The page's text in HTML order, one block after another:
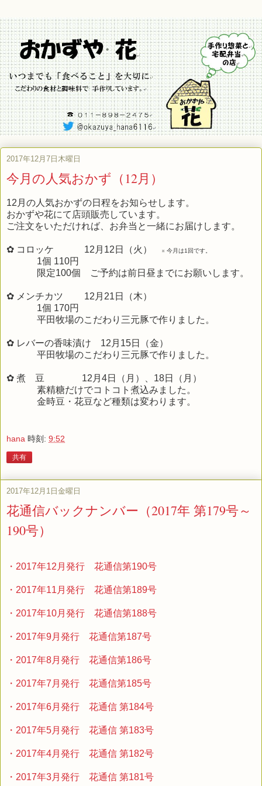
2017年12月7日木曜日
今月の人気おかず（12月）
12月の人気おかずの日程をお知らせします。
おかずや花にて店頭販売しています。
ご注文をいただければ、お弁当と一緒にお届けします。
✿ コロッケ 12月12日（火） ※ 今月は1回です。
1個 110円
限定100個 ご予約は前日昼までにお願いします。
✿ メンチカツ 12月21日（木）
1個 170円
平田牧場のこだわり三元豚で作りました。
✿ レバーの香味漬け 12月15日（金）
平田牧場のこだわり三元豚で作りました。
✿ 煮 豆 12月4日（月）、18日（月）
素精糖だけでコトコト煮込みました。
金時豆・花豆など種類は変わります。
hana 時刻: 9:52
共有
2017年12月1日金曜日
花通信バックナンバー（2017年 第179号～
190号）
・2017年12月発行 花通信第190号
・2017年11月発行 花通信第189号
・2017年10月発行 花通信第188号
・2017年9月発行 花通信第187号
・2017年8月発行 花通信第186号
・2017年7月発行 花通信第185号
・2017年6月発行 花通信 第184号
・2017年5月発行 花通信 第183号
・2017年4月発行 花通信 第182号
・2017年3月発行 花通信 第181号